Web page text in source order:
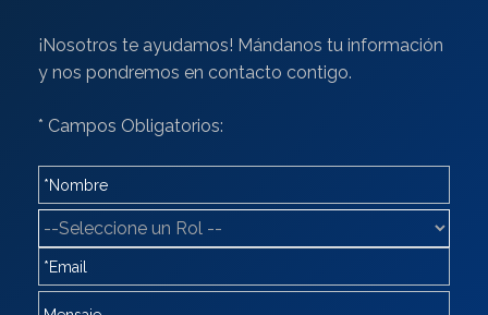
¡Nosotros te ayudamos! Mándanos tu información
y nos pondremos en contacto contigo.
* Campos Obligatorios: